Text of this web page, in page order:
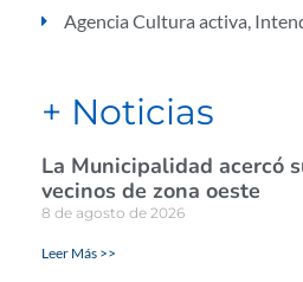
Agencia Cultura activa
+ Noticias
La Municipalidad acercó
vecinos de zona oeste
8 de agosto de 2026
Leer Más >>